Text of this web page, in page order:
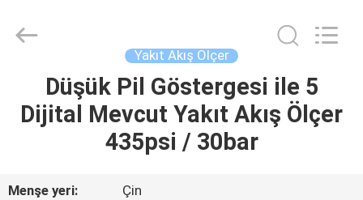
Yakıt Akış Ölçer
Düşük Pil Göstergesi ile 5
Dijital Mevcut Yakıt Akış Ölçer
435psi / 30bar
Menşe yeri:
Çin